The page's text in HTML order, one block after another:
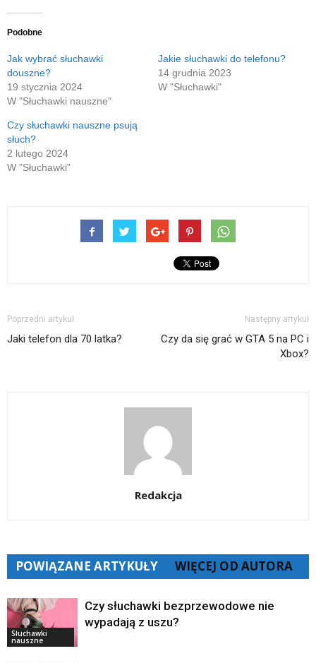
nowym
w
nowym
Podobne
Jak wybrać słuchawki
douszne?
19 stycznia 2024
W "Słuchawki nauszne"
Jakie słuchawki do telefonu?
14 grudnia 2023
W "Słuchawki"
Czy słuchawki nauszne psują
słuch?
2 lutego 2024
W "Słuchawki"
Poprzedni artykuł
Jaki telefon dla 70 latka?
Następny artykuł
Czy da się grać w GTA 5 na PC i
Xbox?
Redakcja
POWIĄZANE ARTYKUŁY WIĘCEJ OD AUTORA
Słuchawki
nauszne
Czy słuchawki bezprzewodowe nie
wypadają z uszu?